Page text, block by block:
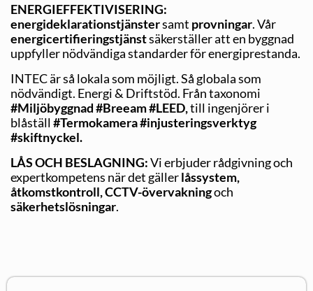
ENERGIEFFEKTIVISERING:
energideklarationstjänstersamt prov­ningar. Vår
energicertifieringstjänstsäkerställer att en byggnad
uppfyller nödvändiga standarder för energiprestanda.
INTEC är så lokala som möjligt. Så globala som
nödvändigt. Energi & Driftstöd. Från taxonomi
#Miljöbyggnad #Breeam #LEED,till ingenjörer i
blåställ#Termokamera #injusteringsverktyg
#skiftnyckel.
LÅS OCH BESLAGNING:Vi erbjuder rådgivning och
expertkompetens när det gällerlåssystem,
åtkomstkontroll, CCTV-övervakningoch
säkerhetslösningar.